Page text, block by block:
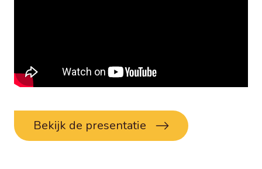
Bekijk de presentatie